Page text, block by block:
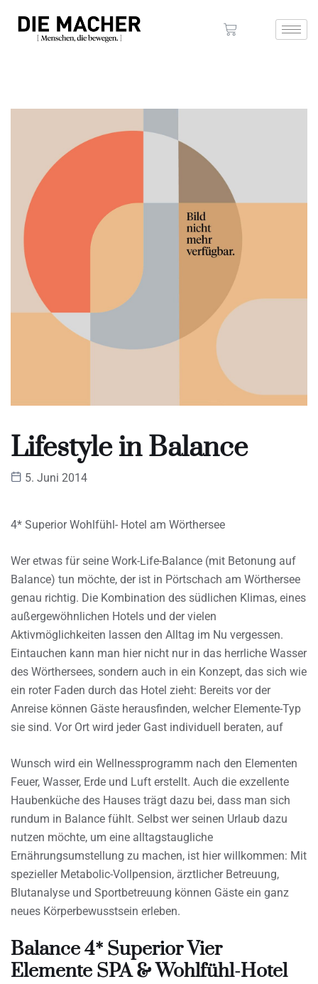
Lifestyle in Balance
5. Juni 2014
4* Superior Wohlfühl- Hotel am Wörthersee
Wer etwas für seine Work-Life-Balance (mit Betonung auf
Balance) tun möchte, der ist in Pörtschach am Wörthersee
genau richtig. Die Kombination des südlichen Klimas, eines
außergewöhnlichen Hotels und der vielen
Aktivmöglichkeiten lassen den Alltag im Nu vergessen.
Eintauchen kann man hier nicht nur in das herrliche Wasser
des Wörthersees, sondern auch in ein Konzept, das sich wie
ein roter Faden durch das Hotel zieht: Bereits vor der
Anreise können Gäste herausfinden, welcher Elemente-Typ
sie sind. Vor Ort wird jeder Gast individuell beraten, auf
Wunsch wird ein Wellnessprogramm nach den Elementen
Feuer, Wasser, Erde und Luft erstellt. Auch die exzellente
Haubenküche des Hauses trägt dazu bei, dass man sich
rundum in Balance fühlt. Selbst wer seinen Urlaub dazu
nutzen möchte, um eine alltagstaugliche
Ernährungsumstellung zu machen, ist hier willkommen: Mit
spezieller Metabolic-Vollpension, ärztlicher Betreuung,
Blutanalyse und Sportbetreuung können Gäste ein ganz
neues Körperbewusstsein erleben.
Balance 4* Superior Vier
Elemente SPA & Wohlfühl-Hotel